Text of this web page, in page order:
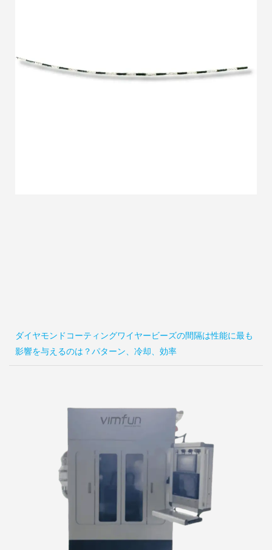
ダイヤモンドコーティングワイヤービーズの間隔は性能に最も
影響を与えるのは？パターン、冷却、効率